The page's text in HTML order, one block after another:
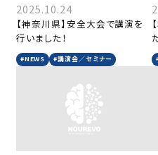
2025.10.24
【神奈川県】安全大会で講演を
行いました！
#NEWS #講演会／セミナー